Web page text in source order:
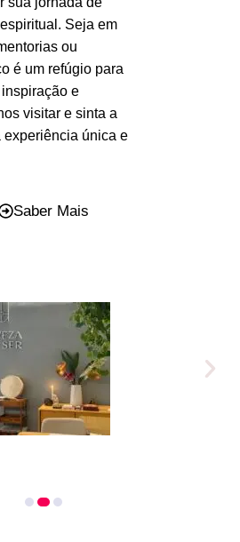
Seja em
ou
é um refúgio para
e
visitar e sinta a
experiência única e
Saber Mais